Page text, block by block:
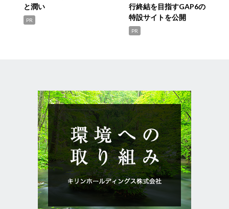
と潤い
PR
行終結を目指すGAP6の
特設サイトを公開
PR